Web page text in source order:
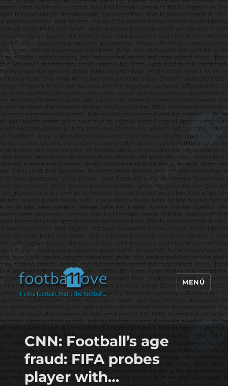
footbaLLove
MENÜ
CNN: Football’s age
fraud: FIFA probes
player with…